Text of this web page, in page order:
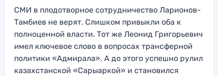
СМИ в плодотворное сотрудничество Ларионов-
Тамбиев не верят. Слишком привыкли оба к
полноценной власти. Тот же Леонид Григорьевич
имел ключевое слово в вопросах трансферной
политики «Адмирала». А до этого успешно рулил
казахстанской «Сарыаркой» и становился